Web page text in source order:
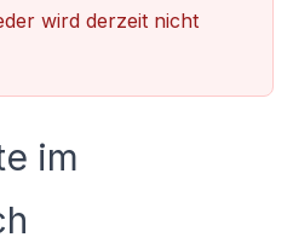
wird derzeit nicht
im